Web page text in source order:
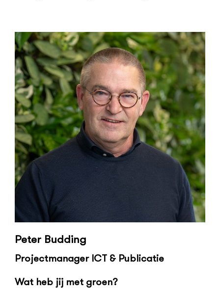
Peter Budding
Projectmanager ICT & Publicatie
Wat heb jij met groen?